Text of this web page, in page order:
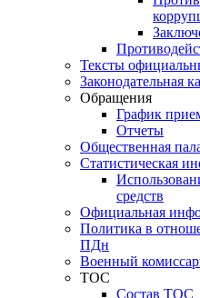
Тексты
Законодательная
Обращения
График
Отчеты
Общественная
Статистическая
средств
Официальная
Политика в
ПДн
Военный
ТОС
Состав ТОС